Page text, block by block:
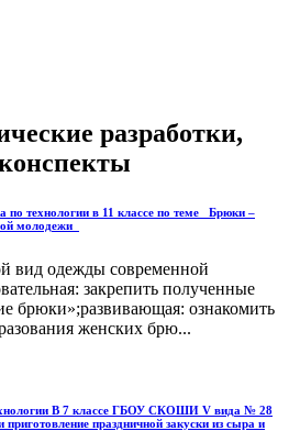
разработки,
технологии в 11 классе по теме _Брюки –
молодежи_
вид одежды современной
закрепить полученные
брюки»;развивающая: ознакомить
женских брю...
В 7 классе ГБОУ СКОШИ V вида № 28
праздничной закуски из сыра и